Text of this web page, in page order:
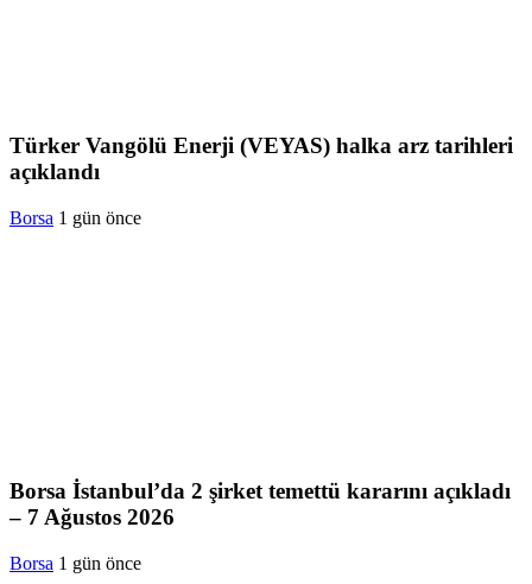
Türker Vangölü Enerji (VEYAS) halka arz tarihleri
açıklandı
Borsa 1 gün önce
Borsa İstanbul’da 2 şirket temettü kararını açıkladı
– 7 Ağustos 2026
Borsa 1 gün önce